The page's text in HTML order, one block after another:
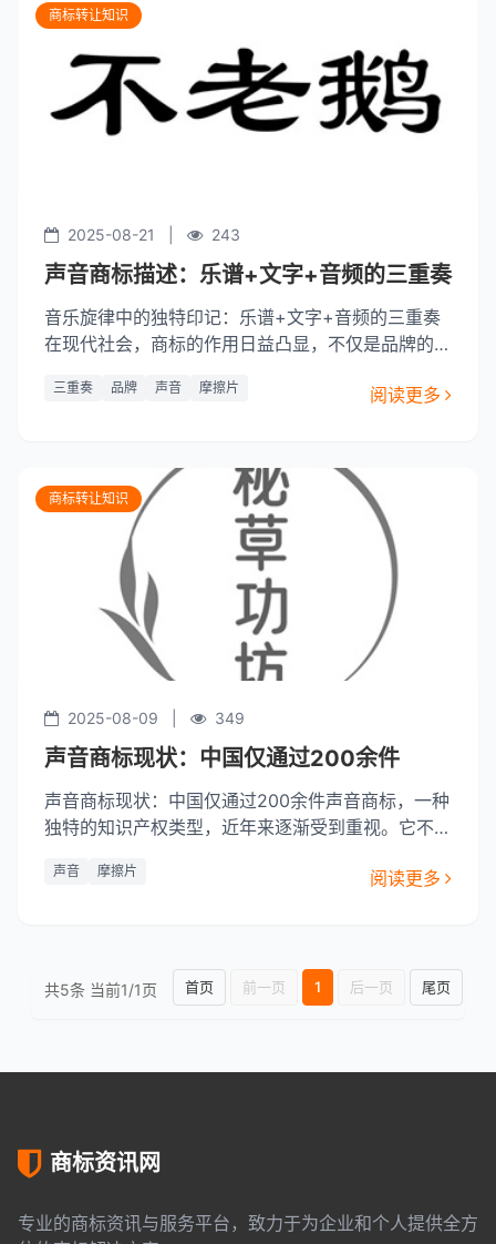
商标转让知识
2025-08-21 243
声音商标描述：乐谱+文字+音频的三重奏
音乐旋律中的独特印记：乐谱+文字+音频的三重奏
在现代社会，商标的作用日益凸显，不仅是品牌的象
作为商标的一种，近年来逐渐受到重视。声音商标不
式——乐谱+文字+音频的三
三重奏 品牌 声音 摩擦片 阅读更多
商标转让知识
2025-08-09 349
声音商标现状：中国仅通过200余件
声音商标现状：中国仅通过200余件声音商标，一种
独特的知识产权类型，近年来逐渐受到重视。它不仅
竞争激烈的市场中脱颖而出。然而，声音商标在中国
声音 摩擦片 阅读更多
共5条 当前1/1页 首页 前一页 1 后一页 尾页
商标资讯网
专业的商标资讯与服务平台，致力于为企业和个人提供全方